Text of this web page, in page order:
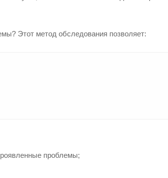
Этот метод обследования позволяет:
проблемы;